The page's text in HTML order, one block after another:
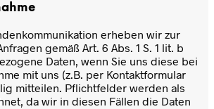
erheben wir zur
gemäß Art. 6 Abs. 1 S. 1 lit. b
Daten, wenn Sie uns diese bei
mit uns (z.B. per Kontaktformular
mitteilen. Pflichtfelder werden als
da wir in diesen Fällen die Daten